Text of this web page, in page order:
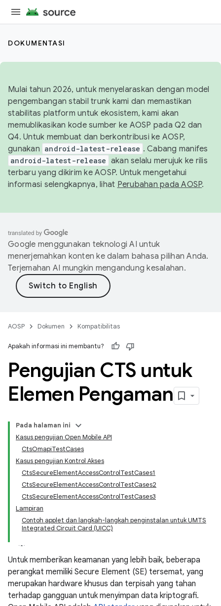
DOKUMENTASI
Mulai tahun 2026, untuk menyelaraskan dengan model
pengembangan stabil trunk kami dan memastikan
stabilitas platform untuk ekosistem, kami akan
memublikasikan kode sumber ke AOSP pada Q2 dan
Q4. Untuk membuat dan berkontribusi ke AOSP,
gunakan android-latest-release . Cabang manifes
android-latest-release akan selalu merujuk ke rilis
terbaru yang dikirim ke AOSP. Untuk mengetahui
informasi selengkapnya, lihat Perubahan pada AOSP.
Google menggunakan teknologi AI untuk
menerjemahkan konten ke dalam bahasa pilihan Anda.
Terjemahan AI mungkin mengandung kesalahan.
AOSP Dokumen Kompatibilitas
Apakah informasi ini membantu?
Pengujian CTS untuk
Elemen Pengaman
Pada halaman ini
Kasus pengujian Open Mobile API
CtsOmapiTestCases
Kasus pengujian Kontrol Akses
CtsSecureElementAccessControlTestCases1
CtsSecureElementAccessControlTestCases2
CtsSecureElementAccessControlTestCases3
Lampiran
Contoh applet dan langkah-langkah penginstalan untuk UMTS
Integrated Circuit Card (UICC)
Untuk memberikan keamanan yang lebih baik, beberapa
perangkat memiliki Secure Element (SE) tersemat, yang
merupakan hardware khusus dan terpisah yang tahan
terhadap gangguan untuk menyimpan data kriptografi.